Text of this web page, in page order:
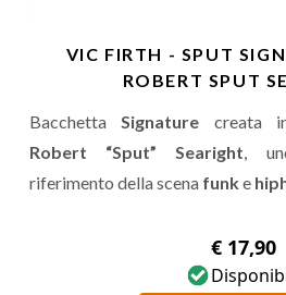
VIC FIRTH - SPUT
ROBERT SPUT
Bacchetta Signature creata
Robert “Sput” Searight,
riferimento della scena funke
€ 17,90